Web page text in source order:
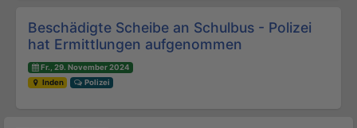
Beschädigte Scheibe an Schulbus - Polizei
hat Ermittlungen aufgenommen
Fr., 29. November 2024
Inden
Polizei